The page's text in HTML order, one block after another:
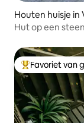
Houten huisje in
Hut op een
Topfavoriet
Favoriet van